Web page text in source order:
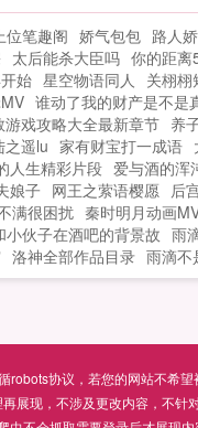
位笔趣阁 娇气包包 路人
太后能杀大臣吗 你的距离
始 星空物语同人 关栩栩
谁动了我的财产是不是
游戏攻略大全最新章节 养
之遥lu 家有财宝打一成语
人生精彩片段 爱与酒的浑
娘子 网王之萦语樱愿 后
满很困扰 秦时明月动画
小伙子在酒吧的背景故 雨
洛神全部作品目录 雨滴不
协议，若您的网站不希
展现，不涉及更改内容，不针